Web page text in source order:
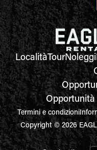
LocalitàTourNoleggi
Opportunità
Termini e condizioni
Copyright © 2026